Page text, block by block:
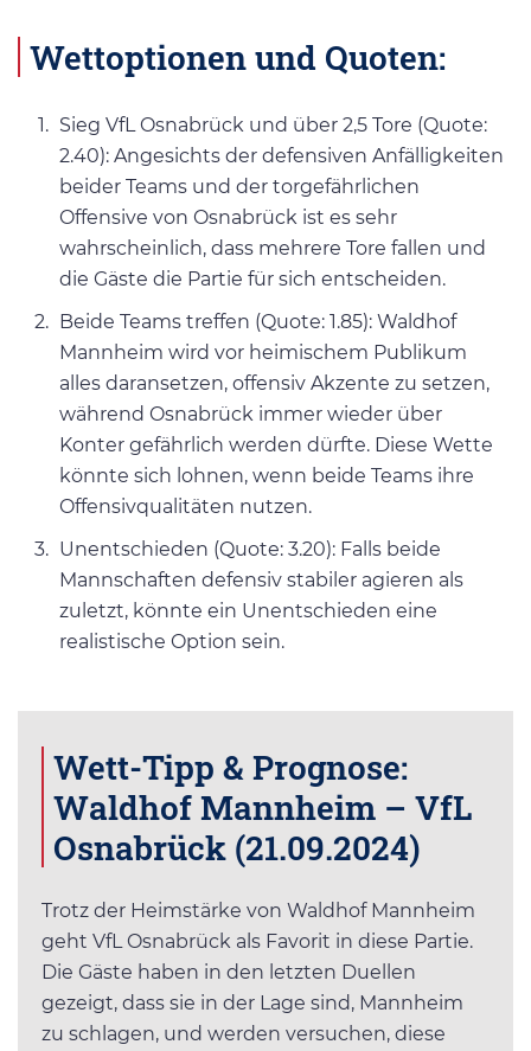
Wettoptionen und Quoten:
Sieg VfL Osnabrück und über 2,5 Tore (Quote:
2.40): Angesichts der defensiven Anfälligkeiten
beider Teams und der torgefährlichen
Offensive von Osnabrück ist es sehr
wahrscheinlich, dass mehrere Tore fallen und
die Gäste die Partie für sich entscheiden.
Beide Teams treffen (Quote: 1.85): Waldhof
Mannheim wird vor heimischem Publikum
alles daransetzen, offensiv Akzente zu setzen,
während Osnabrück immer wieder über
Konter gefährlich werden dürfte. Diese Wette
könnte sich lohnen, wenn beide Teams ihre
Offensivqualitäten nutzen.
Unentschieden (Quote: 3.20): Falls beide
Mannschaften defensiv stabiler agieren als
zuletzt, könnte ein Unentschieden eine
realistische Option sein.
Wett-Tipp & Prognose:
Waldhof Mannheim – VfL
Osnabrück (21.09.2024)
Trotz der Heimstärke von Waldhof Mannheim
geht VfL Osnabrück als Favorit in diese Partie.
Die Gäste haben in den letzten Duellen
gezeigt, dass sie in der Lage sind, Mannheim
zu schlagen, und werden versuchen, diese